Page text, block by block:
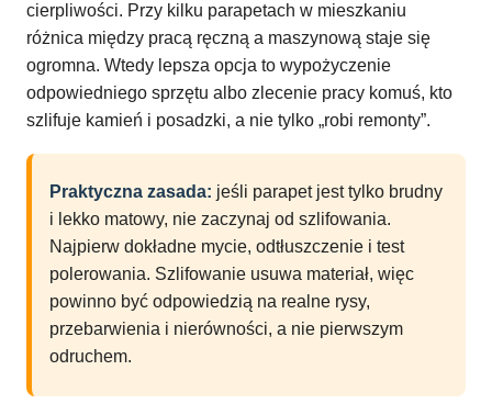
cierpliwości. Przy kilku parapetach w mieszkaniu
różnica między pracą ręczną a maszynową staje się
ogromna. Wtedy lepsza opcja to wypożyczenie
odpowiedniego sprzętu albo zlecenie pracy komuś, kto
szlifuje kamień i posadzki, a nie tylko „robi remonty”.
Praktyczna zasada: jeśli parapet jest tylko brudny
i lekko matowy, nie zaczynaj od szlifowania.
Najpierw dokładne mycie, odtłuszczenie i test
polerowania. Szlifowanie usuwa materiał, więc
powinno być odpowiedzią na realne rysy,
przebarwienia i nierówności, a nie pierwszym
odruchem.